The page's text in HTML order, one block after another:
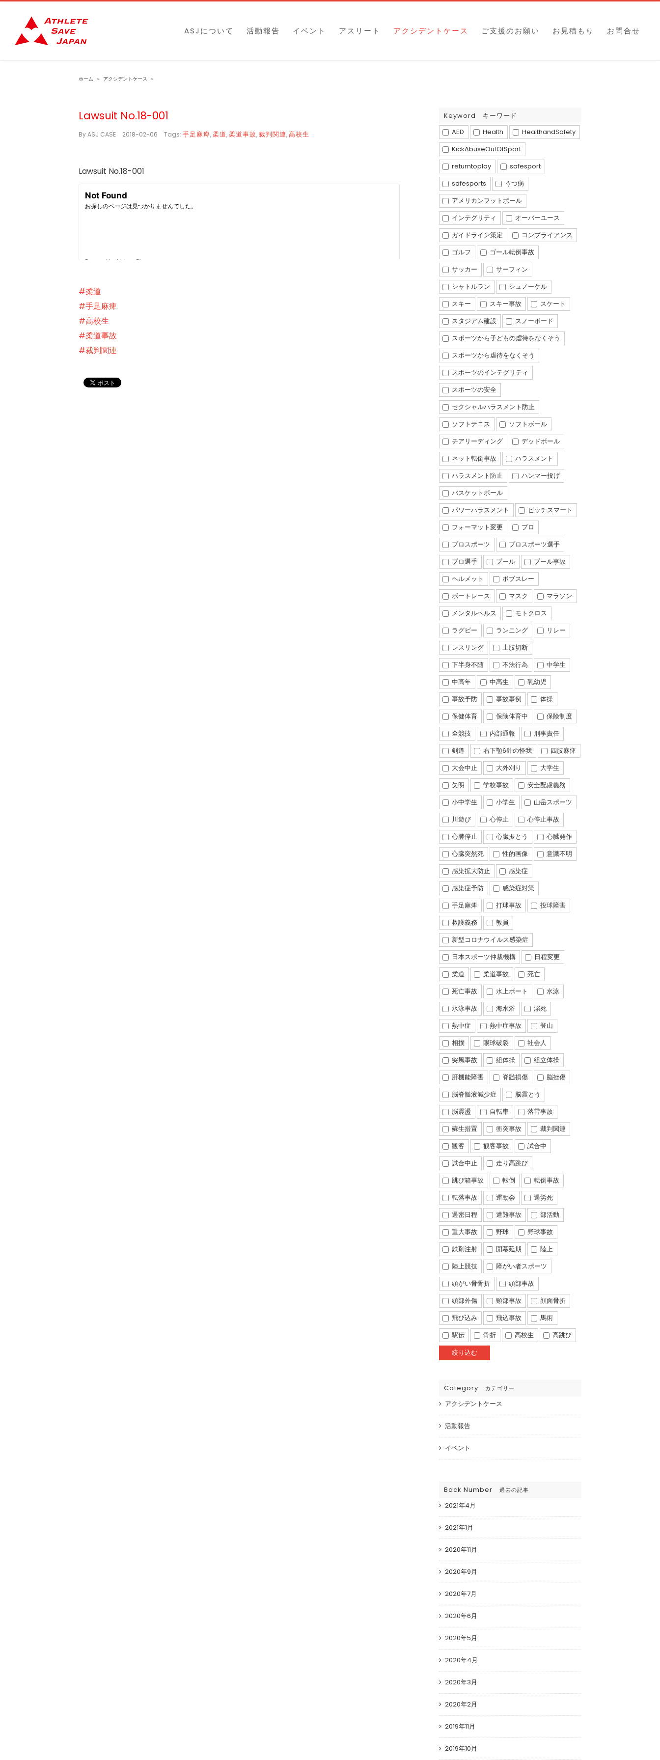
content
ASJについて 活動報告 イベント アスリート アクシデントケース ご支援のお願い お見積もり お問合せ
ホーム ＞ アクシデントケース ＞
Lawsuit No.18-001
ByASJ CASE 2018-02-06 Tags: 手足麻痺,柔道,柔道事故,裁判関連,高校生
Lawsuit No.18-001
#柔道
#手足麻痺
#高校生
#柔道事故
#裁判関連
Keyword キーワード
AED
Health
HealthandSafety
KickAbuseOutOfSport
returntoplay
safesport
safesports
うつ病
アメリカンフットボール
インテグリティ
オーバーユース
ガイドライン策定
コンプライアンス
ゴルフ
ゴール転倒事故
サッカー
サーフィン
シャトルラン
シュノーケル
スキー
スキー事故
スケート
スタジアム建設
スノーボード
スポーツから子どもの虐待をなくそう
スポーツから虐待をなくそう
スポーツのインテグリティ
スポーツの安全
セクシャルハラスメント防止
ソフトテニス
ソフトボール
チアリーディング
デッドボール
ネット転倒事故
ハラスメント
ハラスメント防止
ハンマー投げ
バスケットボール
パワーハラスメント
ピッチスマート
フォーマット変更
プロ
プロスポーツ
プロスポーツ選手
プロ選手
プール
プール事故
ヘルメット
ボブスレー
ボートレース
マスク
マラソン
メンタルヘルス
モトクロス
ラグビー
ランニング
リレー
レスリング
上肢切断
下半身不随
不法行為
中学生
中高年
中高生
乳幼児
事故予防
事故事例
体操
保健体育
保険体育中
保険制度
全競技
内部通報
刑事責任
剣道
右下顎6針の怪我
四肢麻痺
大会中止
大外刈り
大学生
失明
学校事故
安全配慮義務
小中学生
小学生
山岳スポーツ
川遊び
心停止
心停止事故
心肺停止
心臓振とう
心臓発作
心臓突然死
性的画像
意識不明
感染拡大防止
感染症
感染症予防
感染症対策
手足麻痺
打球事故
投球障害
救護義務
教員
新型コロナウイルス感染症
日本スポーツ仲裁機構
日程変更
柔道
柔道事故
死亡
死亡事故
水上ボート
水泳
水泳事故
海水浴
溺死
熱中症
熱中症事故
登山
相撲
眼球破裂
社会人
突風事故
組体操
組立体操
肝機能障害
脊髄損傷
脳挫傷
脳脊髄液減少症
脳震とう
脳震盪
自転車
落雷事故
蘇生措置
衝突事故
裁判関連
観客
観客事故
試合中
試合中止
走り高跳び
跳び箱事故
転倒
転倒事故
転落事故
運動会
過労死
過密日程
遭難事故
部活動
重大事故
野球
野球事故
鉄剤注射
開幕延期
陸上
陸上競技
障がい者スポーツ
頭がい骨骨折
頭部事故
頭部外傷
頸部事故
顔面骨折
飛び込み
飛込事故
馬術
駅伝
骨折 高校生 高跳び
Category カテゴリー
アクシデントケース
活動報告
イベント
Back Number 過去の記事
2021年4月
2021年1月
2020年11月
2020年9月
2020年7月
2020年6月
2020年5月
2020年4月
2020年3月
2020年2月
2019年11月
2019年10月